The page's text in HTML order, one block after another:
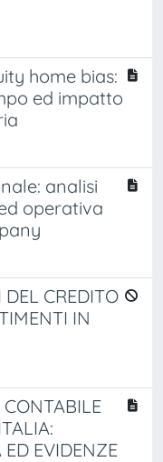
home bias:
ed impatto
analisi
operativa
CREDITO
IN
EVIDENZE